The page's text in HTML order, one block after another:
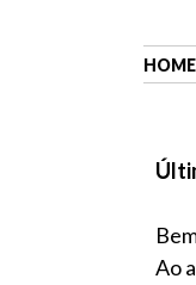
HOME
Ao